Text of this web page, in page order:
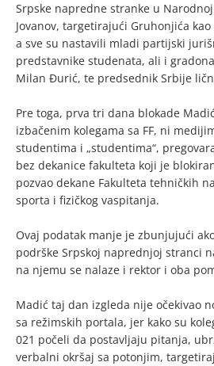
Srpske napredne stranke u
Jovanov, targetirajući Gruhonjića
a sve su nastavili mladi partijski
predstavnike studenata, ali i
Milan Đurić, te predsednik Srbije
Pre toga, prva tri dana blokade
izbačenim kolegama sa FF, ni
studentima i „studentima“,
bez dekanice fakulteta koji je
pozvao dekane Fakulteta tehničkih
sporta i fizičkog vaspitanja.
Ovaj podatak manje je zbunjujući
podrške Srpskoj naprednjoj stranci
na njemu se nalaze i rektor i oba
Madić taj dan izgleda nije očekivao
sa režimskih portala, jer kako su
021 počeli da postavljaju pitanja,
verbalni okršaj sa potonjim,